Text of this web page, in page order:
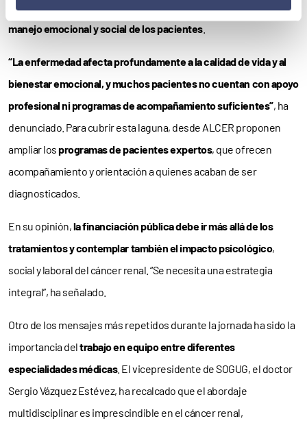
Riñón)
manejo emocional y social de los pacientes.
“La enfermedad afecta profundamente a la calidad de vida y al
bienestar emocional, y muchos pacientes no cuentan con apoyo
profesional ni programas de acompañamiento suficientes”, ha
denunciado. Para cubrir esta laguna, desde ALCER proponen
ampliar losprogramas de pacientes expertos, que ofrecen
acompañamiento y orientación a quienes acaban de ser
diagnosticados.
En su opinión,la financiación pública debe ir más allá de los
tratamientos y contemplar también el impacto psicológico,
social y laboral del cáncer renal. “Se necesita una estrategia
integral”, ha señalado.
Otro de los mensajes más repetidos durante la jornada ha sido la
importancia deltrabajo en equipo entre diferentes
especialidades médicas. El vicepresidente de SOGUG, el doctor
Sergio Vázquez Estévez, ha recalcado que el abordaje
multidisciplinar es imprescindible en el cáncer renal,